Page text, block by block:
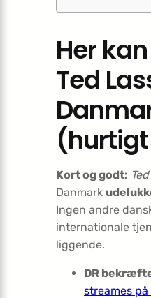
Her
Ted
Kort og godt:
Danmark
Ingen andre
internationale
liggende.
DR
streames på